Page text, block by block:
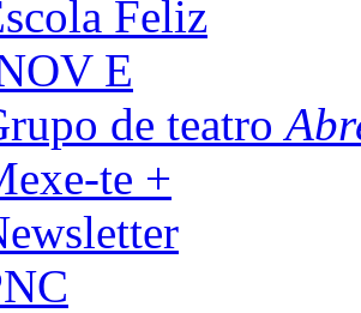
Feliz
E
de teatro
te +